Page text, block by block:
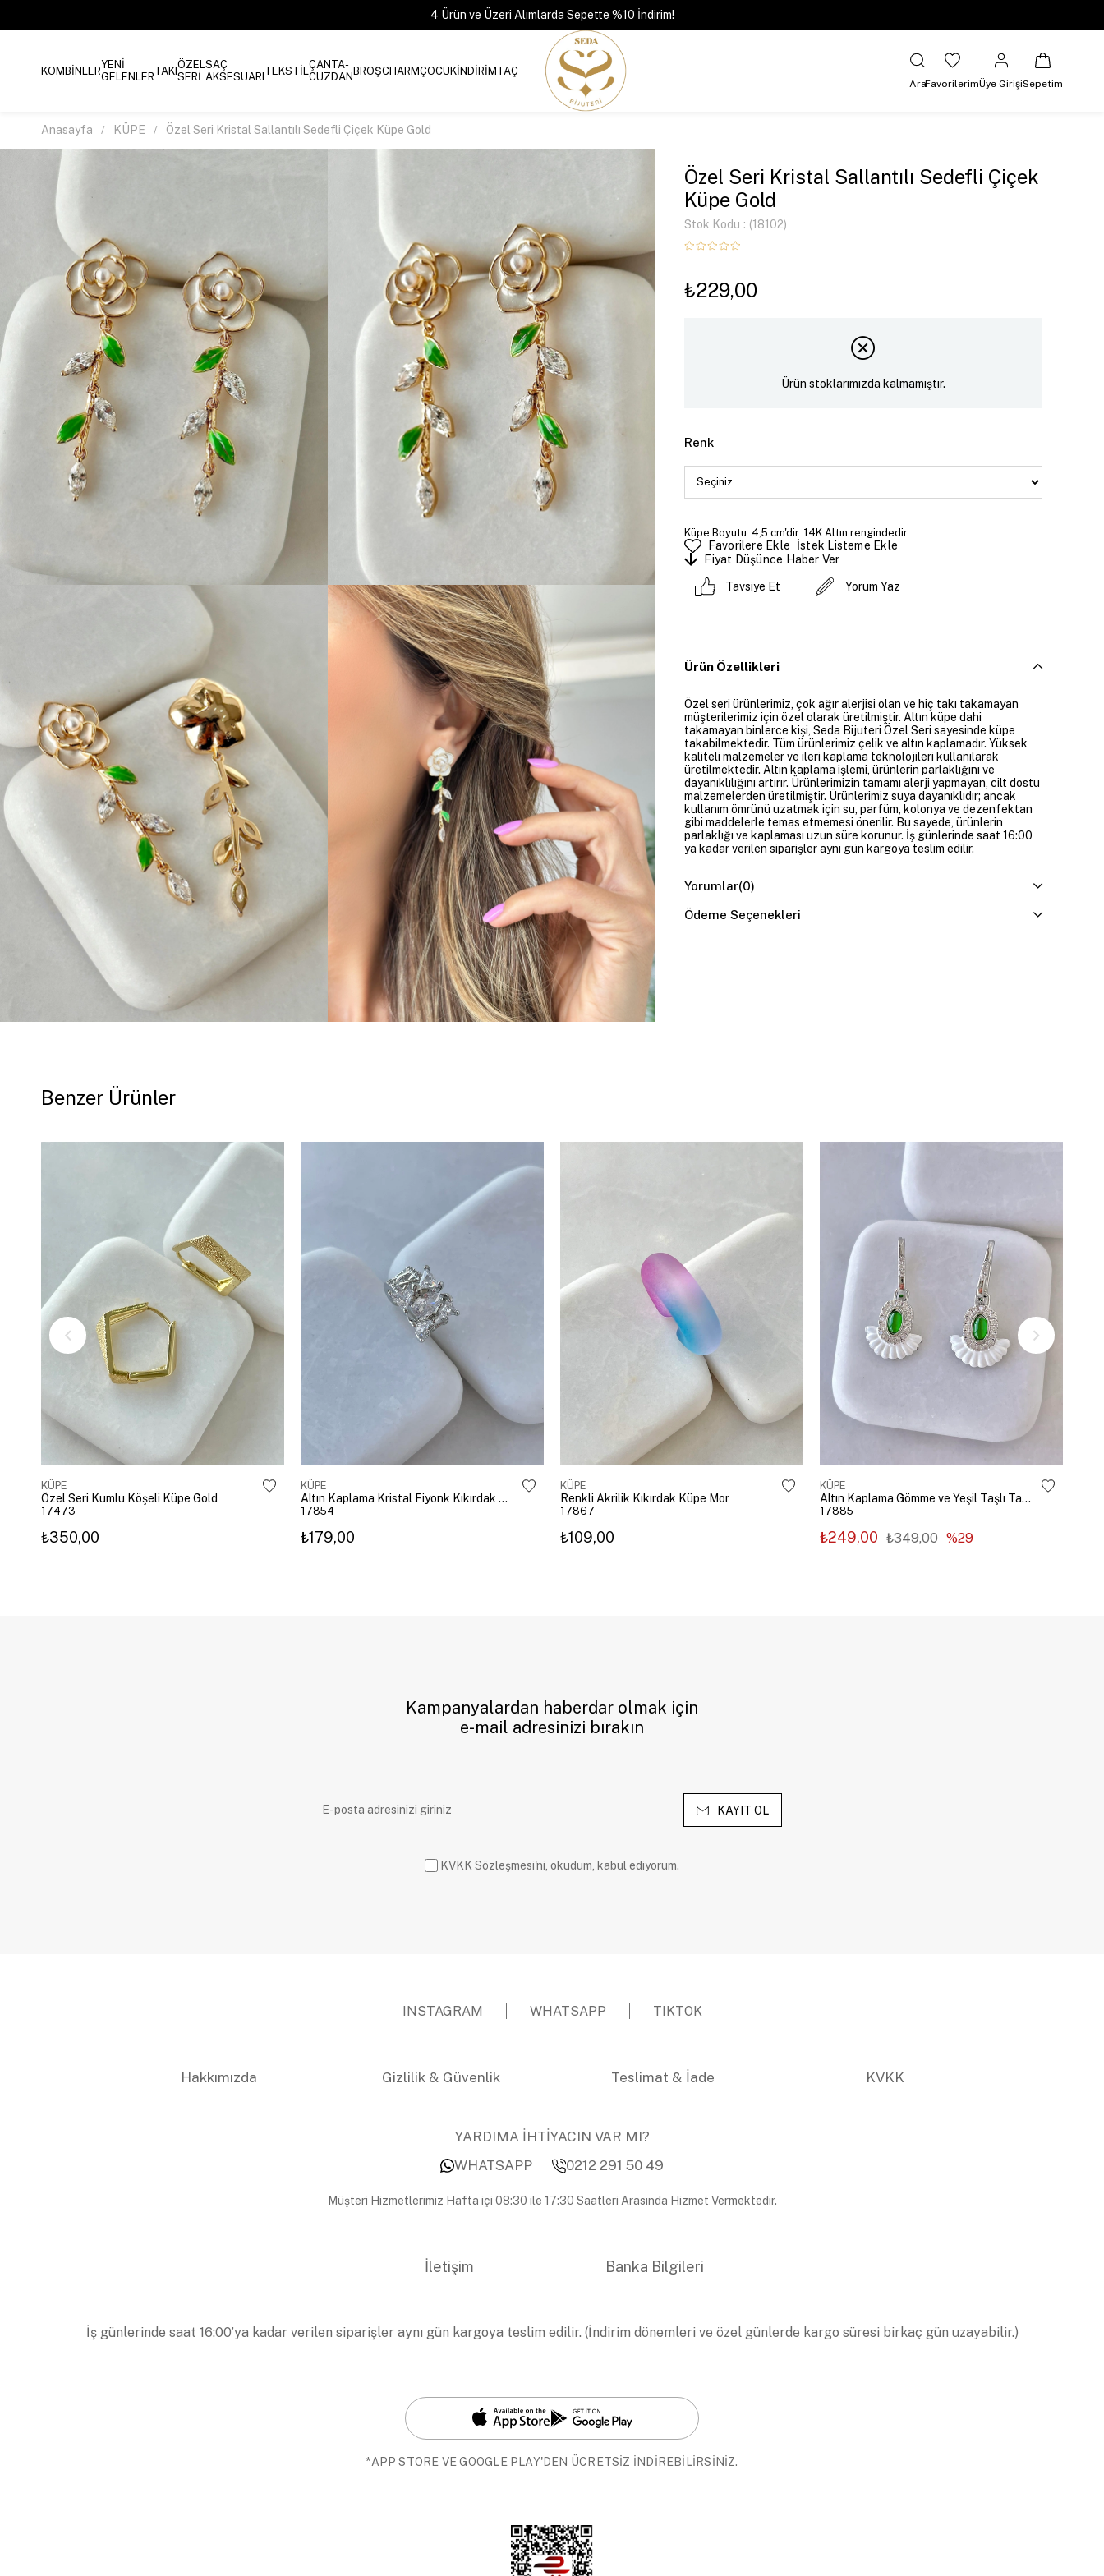
4 Ürün ve Üzeri Alımlarda Sepette %10 İndirim!
KOMBİNLERYENİ
GELENLERTAKIÖZEL
SERİ
SAÇ
AKSESUARI TEKSTİLÇANTA-
CÜZDANBROŞCHARMÇOCUKİNDİRİMTAÇ
AraFavorilerimÜye GirişiSepetim
Anasayfa KÜPE Özel Seri Kristal Sallantılı Sedefli Çiçek Küpe Gold
Özel Seri Kristal Sallantılı Sedefli Çiçek
Küpe Gold
Stok Kodu (18102)
₺229,00
Ürün stoklarımızda kalmamıştır.
Renk
Küpe Boyutu: 4,5 cm'dir. 14K Altın rengindedir.
Favorilere Ekle
İstek Listeme Ekle
Fiyat Düşünce Haber Ver
Tavsiye Et Yorum Yaz
Ürün Özellikleri
Özel seri ürünlerimiz, çok ağır alerjisi olan ve hiç takı takamayan
müşterilerimiz için özel olarak üretilmiştir. Altın küpe dahi
takamayan binlerce kişi, Seda Bijuteri Özel Seri sayesinde küpe
takabilmektedir. Tüm ürünlerimiz çelik ve altın kaplamadır. Yüksek
kaliteli malzemeler ve ileri kaplama teknolojileri kullanılarak
üretilmektedir. Altın kaplama işlemi, ürünlerin parlaklığını ve
dayanıklılığını artırır. Ürünlerimizin tamamı alerji yapmayan, cilt dostu
malzemelerden üretilmiştir. Ürünlerimiz suya dayanıklıdır; ancak
kullanım ömrünü uzatmak için su, parfüm, kolonya ve dezenfektan
gibi maddelerle temas etmemesi önerilir. Bu sayede, ürünlerin
parlaklığı ve kaplaması uzun süre korunur. İş günlerinde saat 16:00
ya kadar verilen siparişler aynı gün kargoya teslim edilir.
Yorumlar(0)
Ödeme Seçenekleri
Benzer Ürünler
KÜPE
Özel Seri Kumlu Köşeli Küpe Gold
17473
₺350,00
KÜPE
Altın Kaplama Kristal Fiyonk Kıkırdak Küpe Gümüş
17854
₺179,00
KÜPE
Renkli Akrilik Kıkırdak Küpe Mor
17867
₺109,00
KÜPE
Altın Kaplama Gömme ve Yeşil Taşlı Tasarım Küpe Gümüş
17885
₺249,00 ₺349,00 %29
Kampanyalardan haberdar olmak için
e-mail adresinizi bırakın
KAYIT OL
KVKK Sözleşmesi'ni, okudum, kabul ediyorum.
INSTAGRAM WHATSAPP TIKTOK
Hakkımızda Gizlilik & Güvenlik Teslimat & İade KVKK
YARDIMA İHTİYACIN VAR MI?
WHATSAPP
0212 291 50 49
Müşteri Hizmetlerimiz Hafta içi 08:30 ile 17:30 Saatleri Arasında Hizmet Vermektedir.
İletişim Banka Bilgileri
İş günlerinde saat 16:00’ya kadar verilen siparişler aynı gün kargoya teslim edilir. (İndirim dönemleri ve özel günlerde kargo süresi birkaç gün uzayabilir.)
*APP STORE VE GOOGLE PLAY'DEN ÜCRETSİZ İNDİREBİLİRSİNİZ.